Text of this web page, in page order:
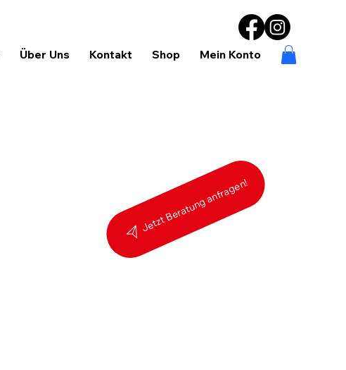
Über Uns Kontakt Shop Mein Konto
Jetzt Beratung anfragen!